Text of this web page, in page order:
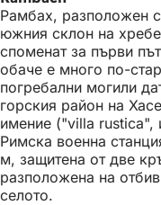
т
е
т
у
к
:
Рамбах, разположен
южния склон на
споменат за първи
обаче е много по-
погребални могили
горския район на
имение ("villa rustica",
Римска военна
м, защитена от две
разположена на
селото.